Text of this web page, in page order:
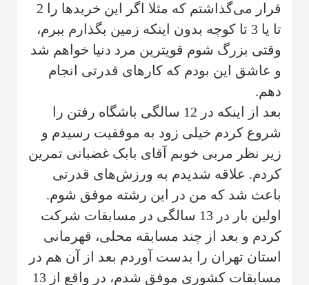
قرار می‌گذاشتم که مثلا اگر این خریدها را 2
تا یا 3 تا کوچه بدون اینکه زمین بگذارم ببرم،
وقتی بزرگ شوم قویترین مرد دنیا خواهم شد
و عاشق این بودم که کارهای قدرتی انجام
دهم.
‌بعد از اینکه در 12 سالگی باشگاه رفتن را
شروع کردم خیلی زود به موفقیت رسیدم و
زیر نظر مربی خوبم آقای بابک غضبانی تمرین
کردم. علاقه شدیدم به ورزش‌های قدرتی
باعث شد که من در این رشته موفق شوم.
اولین بار در 13 ‌سالگی در مسابقات شرکت
کردم و بعد از چند مسابقه محلی، قهرمانی
استان تهران را بدست آوردم بعد از آن هم در
مسابقات کشوری موفق شدم، در واقع از 13